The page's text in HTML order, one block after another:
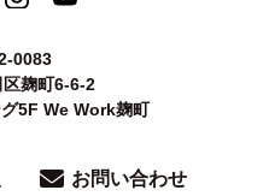
0083
麹町6-6-2
5F We Work麹町
お問い合わせ